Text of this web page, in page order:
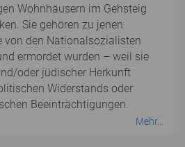
Wohnhäusern im Gehsteig
Sie gehören zu jenen
von den Nationalsozialisten
ermordet wurden – weil sie
oder jüdischer Herkunft
Widerstands oder
Beeinträchtigungen.
Mehr...